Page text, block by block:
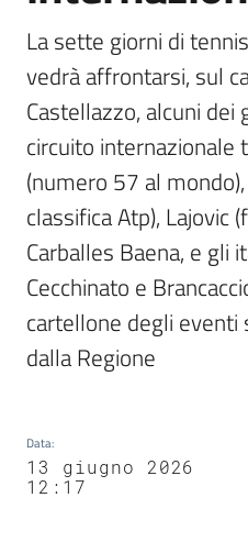
La sette giorni di
vedrà affrontarsi, sul
Castellazzo, alcuni
circuito internazionale
(numero 57 al
classifica Atp), Lajovic
Carballes Baena, e gli
Cecchinato e
cartellone degli
dalla Regione
Data:
13 giugno 2026
12:17